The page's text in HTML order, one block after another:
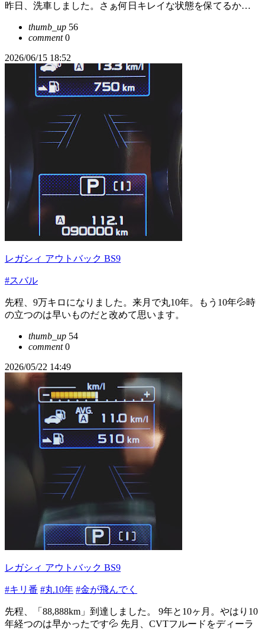
昨日、洗車しました。さぁ何日キレイな状態を保てるか…
thumb_up 56
comment0
2026/06/15 18:52
レガシィ アウトバック BS9
#スバル
先程、9万キロになりました。来月で丸10年。もう10年💦時
の立つのは早いものだと改めて思います。
thumb_up 54
comment0
2026/05/22 14:49
レガシィ アウトバック BS9
#キリ番 #丸10年 #金が飛んでく
先程、「88,888km」到達しました。 9年と10ヶ月。やはり10
年経つのは早かったです💦 先月、CVTフルードをディーラ